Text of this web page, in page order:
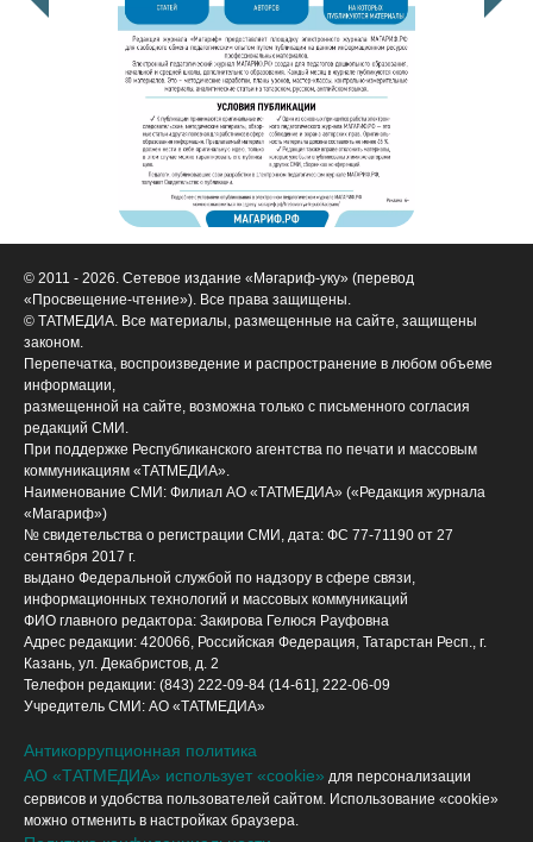
© 2011 - 2026. Сетевое издание «Мәгариф-уку» (перевод
«Просвещение-чтение»). Все права защищены.
© ТАТМЕДИА. Все материалы, размещенные на сайте, защищены
законом.
Перепечатка, воспроизведение и распространение в любом объеме
информации,
размещенной на сайте, возможна только с письменного согласия
редакций СМИ.
При поддержке Республиканского агентства по печати и массовым
коммуникациям «ТАТМЕДИА».
Наименование СМИ: Филиал АО «ТАТМЕДИА» («Редакция журнала
«Магариф»)
№ свидетельства о регистрации СМИ, дата: ФС 77-71190 от 27
сентября 2017 г.
выдано Федеральной службой по надзору в сфере связи,
информационных технологий и массовых коммуникаций
ФИО главного редактора: Закирова Гелюся Рауфовна
Адрес редакции: 420066, Российская Федерация, Татарстан Респ., г.
Казань, ул. Декабристов, д. 2
Телефон редакции: (843) 222-09-84 (14-61], 222-06-09
Учредитель СМИ: АО «ТАТМЕДИА»
Антикоррупционная политика
АО «ТАТМЕДИА» использует «cookie» для персонализации
сервисов и удобства пользователей сайтом. Использование «cookie»
можно отменить в настройках браузера.